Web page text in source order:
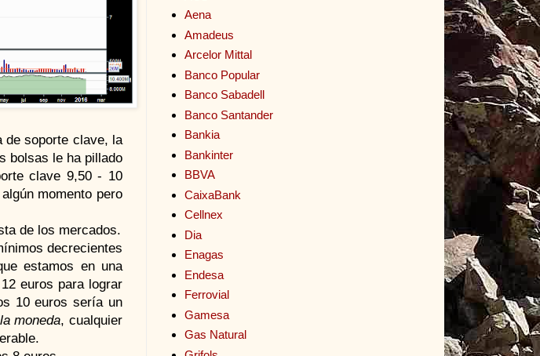
de soporte clave, la
bolsas le ha pillado
clave 9,50 - 10
momento pero
de los mercados.
decrecientes
estamos en una
euros para lograr
10 euros sería un
moneda, cualquier
Aena
Amadeus
Arcelor Mittal
Banco Popular
Banco Sabadell
Banco Santander
Bankia
Bankinter
BBVA
CaixaBank
Cellnex
Dia
Enagas
Endesa
Ferrovial
Gamesa
Gas Natural